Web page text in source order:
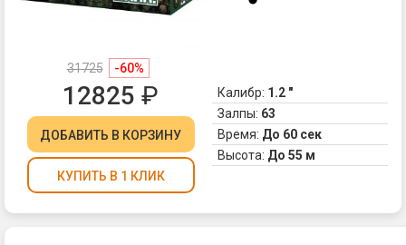
31725 -60%
12825 ₽
ДОБАВИТЬ В КОРЗИНУ
КУПИТЬ В 1 КЛИК
Калибр: 1.2 "
Залпы: 63
Время: До 60 сек
Высота: До 55 м